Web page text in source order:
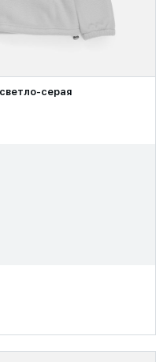
серая